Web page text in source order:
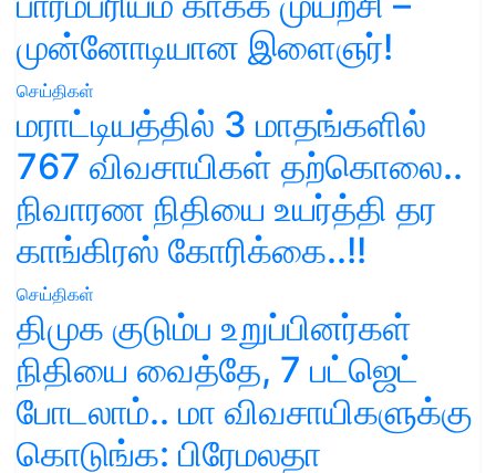
முன்னோடியான இளைஞர்!
செய்திகள்
மராட்டியத்தில் 3 மாதங்களில்
767 விவசாயிகள் தற்கொலை..
நிவாரண நிதியை உயர்த்தி தர
காங்கிரஸ் கோரிக்கை..!!
செய்திகள்
திமுக குடும்ப உறுப்பினர்கள்
நிதியை வைத்தே, 7 பட்ஜெட்
போடலாம்.. மா விவசாயிகளுக்கு
கொடுங்க: பிரேமலதா